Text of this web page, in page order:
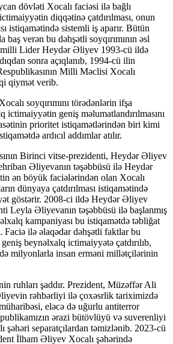
dövləti Xocalı faciəsi ilə bağlı
diqqətinə çatdırılması, onun
istiqamətində sistemli iş aparır. Bütün
baş verən bu dəhşətli soyqırımının əsl
Lider Heydər Əliyev 1993-cü ildə
sonra açıqlanıb, 1994-cü ilin
Milli Məclisi Xocalı
qiymət verib.
soyqırımını törədənlərin ifşa
ictimaiyyətin geniş məlumatlandırılmasını
prioritet istiqamətlərindən biri kimi
ardıcıl addımlar atılır.
Birinci vitse-prezidenti, Heydər Əliyev
Əliyevanın təşəbbüsü ilə Heydər
ən böyük faciələrindən olan Xocalı
dünyaya çatdırılması istiqamətində
göstərir. 2008-ci ildə Heydər Əliyev
Leyla Əliyevanın təşəbbüsü ilə başlanmış
kampaniyası bu istiqamətdə təbliğat
Faciə ilə əlaqədar dəhşətli faktlar bu
beynəlxalq ictimaiyyətə çatdırılıb,
milyonlarla insan erməni millətçilərinin
ruhları şaddır. Prezident, Müzəffər Ali
rəhbərliyi ilə çoxəsrlik tariximizdə
eləcə də uğurlu antiterror
ərazi bütövlüyü və suverenliyi
şəhəri separatçılardan təmizlənib. 2023-cü
İlham Əliyev Xocalı şəhərində